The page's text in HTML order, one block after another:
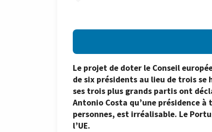
Le projet de doter le Conseil
de six présidents au lieu de trois se
ses trois plus grands partis ont
Antonio Costa qu’une présidence
personnes, est irréalisable. Le
l’UE.